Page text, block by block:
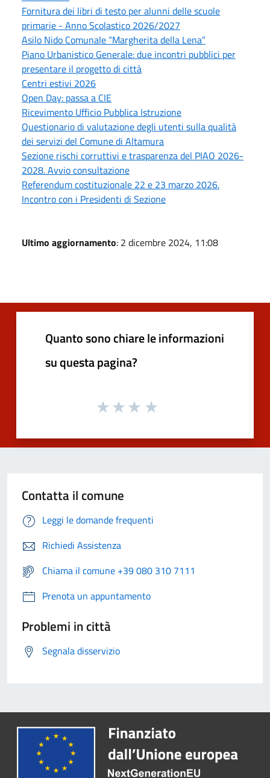
Fornitura dei libri di testo per alunni delle scuole
primarie - Anno Scolastico 2026/2027
Asilo Nido Comunale “Margherita della Lena”
Piano Urbanistico Generale: due incontri pubblici per
presentare il progetto di città
Centri estivi 2026
Open Day: passa a CIE
Ricevimento Ufficio Pubblica Istruzione
Questionario di valutazione degli utenti sulla qualità
dei servizi del Comune di Altamura
Sezione rischi corruttivi e trasparenza del PIAO 2026-
2028. Avvio consultazione
Referendum costituzionale 22 e 23 marzo 2026.
Incontro con i Presidenti di Sezione
Ultimo aggiornamento: 2 dicembre 2024, 11:08
Quanto sono chiare le informazioni
su questa pagina?
Contatta il comune
Leggi le domande frequenti
Richiedi Assistenza
Chiama il comune +39 080 310 7111
Prenota un appuntamento
Problemi in città
Segnala disservizio